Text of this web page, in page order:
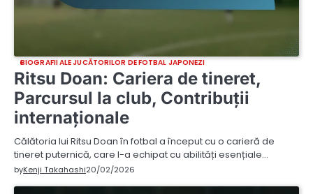
BIOGRAFII ALE JUCĂTORILOR DE FOTBAL JAPONEZI
Ritsu Doan: Cariera de tineret,
Parcursul la club, Contribuții
internaționale
Călătoria lui Ritsu Doan în fotbal a început cu o carieră de
tineret puternică, care l-a echipat cu abilități esențiale…
byKenji Takahashi20/02/2026